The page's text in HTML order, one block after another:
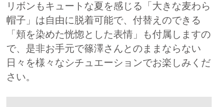
リボンもキュートな夏を感じる「大きな麦わら
帽子」は自由に脱着可能で、付替えのできる
「頬を染めた恍惚とした表情」も付属しますの
で、是非お手元で篠澤さんとのままならない
日々を様々なシチュエーションでお楽しみくだ
さい。